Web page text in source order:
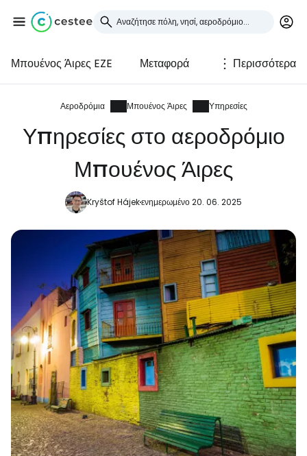
Μπουένος Άιρες EZE Μεταφορά Περισσότερα
Αεροδρόμια Μπουένος Άιρες Υπηρεσίες
Υπηρεσίες στο αεροδρόμιο
Μπουένος Άιρες
Kryštof Hájekενημερωμένο 20. 06. 2025
Συνδεθείτε στο Cestee
... η παγκόσμια ταξιδιωτική κοινότητα
Συνεχίστε με την Google
Συνεχίστε με το Facebook
Συνεχίστε με email